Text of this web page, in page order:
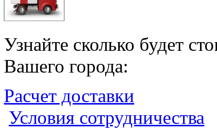
Узнайте сколько будет
Вашего города:
Расчет доставки
Условия сотрудничества